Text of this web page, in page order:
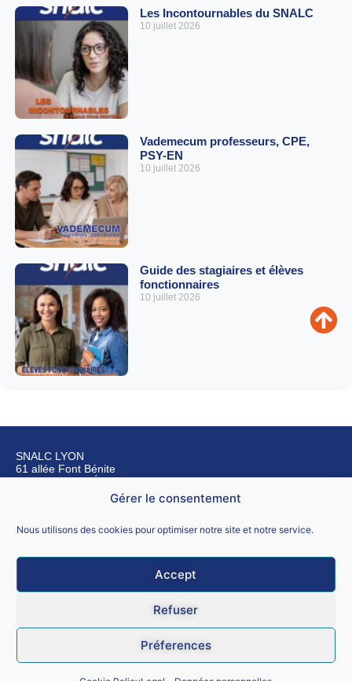
Gérer le consentement
Nous utilisons des cookies pour optimiser notre site et notre service.
Accept
Refuser
Préferences
Les Incontournables du SNALC
10 juillet 2026
Vademecum professeurs, CPE,
PSY-EN
10 juillet 2026
Guide des stagiaires et élèves
fonctionnaires
10 juillet 2026
SNALC LYON
61 allée Font Bénite
42155 SAINT LÉGER SUR ROANNE
CGU